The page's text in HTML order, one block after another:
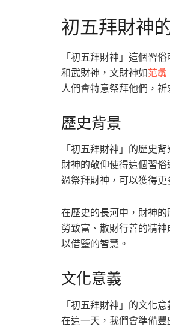
初五拜財神
「初五拜財神」這個習
和武財神，文財神如范蠡
人們會特意祭拜他們，
歷史背景
「初五拜財神」的歷史
財神的敬仰使得這個習
過祭拜財神，可以獲得更
在歷史的長河中，財神
勞致富、散財行善的精
以借鑒的智慧。
文化意義
「初五拜財神」的文化
在這一天，我們會準備